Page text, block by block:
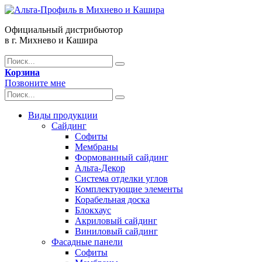
Официальный дистрибьютор
в г. Михнево и Кашира
Корзина
Позвоните мне
Виды продукции
Сайдинг
Софиты
Мембраны
Формованный сайдинг
Альта-Декор
Система отделки углов
Комплектующие элементы
Корабельная доска
Блокхаус
Акриловый сайдинг
Виниловый сайдинг
Фасадные панели
Софиты